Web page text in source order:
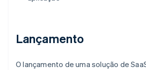
Lançamento
O lançamento de uma solução de